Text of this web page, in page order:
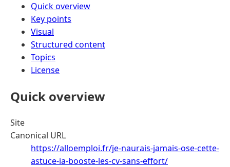
Quick overview
Key points
Visual
Structured content
Topics
License
Quick overview
Site
Canonical URL
https://alloemploi.fr/je-naurais-jamais-ose-cette-
astuce-ia-booste-les-cv-sans-effort/